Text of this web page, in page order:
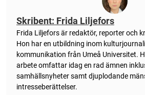
Skribent: Frida Liljefors
Frida Liljefors är redaktör, reporter och
Hon har en utbildning inom
kommunikation från Umeå Universitet.
arbete omfattar idag en rad ämnen
samhällsnyheter samt djuplodande
intresseberättelser.